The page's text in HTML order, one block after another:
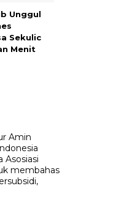
Unggul
Sekulic
Menit